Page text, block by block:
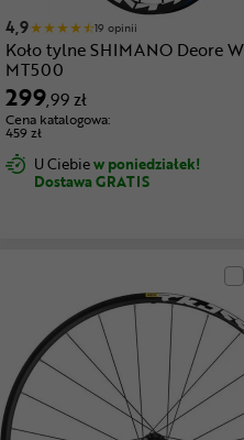
4,9 19 opinii
Koło tylne SHIMANO Deore
MT500
299,99 zł
Cena katalogowa:
459 zł
U Ciebiew poniedziałek!
Dostawa GRATIS